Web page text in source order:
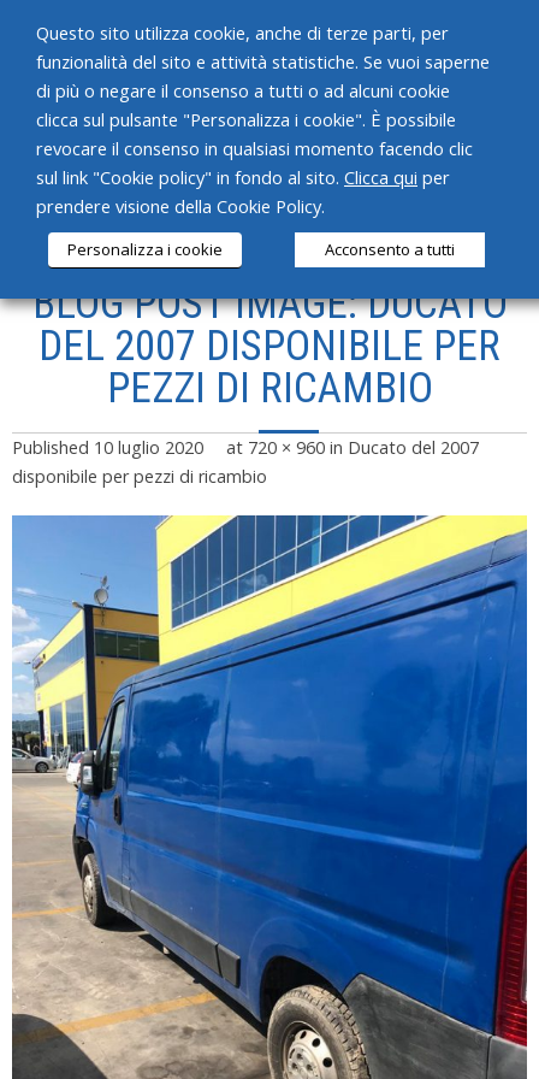
HOME
CHI SIAMO
SERVIZI
PRODOTTI
CONTATTI
BLOG POST IMAGE: DUCATO
DEL 2007 DISPONIBILE PER
PEZZI DI RICAMBIO
Published 10 luglio 2020 at 720 × 960 in Ducato del 2007
disponibile per pezzi di ricambio
Questo sito utilizza cookie, anche di terze parti, per
funzionalità del sito e attività statistiche. Se vuoi saperne
di più o negare il consenso a tutti o ad alcuni cookie
clicca sul pulsante "Personalizza i cookie". È possibile
revocare il consenso in qualsiasi momento facendo clic
sul link "Cookie policy" in fondo al sito. Clicca qui per
prendere visione della Cookie Policy.
Personalizza i cookie Acconsento a tutti